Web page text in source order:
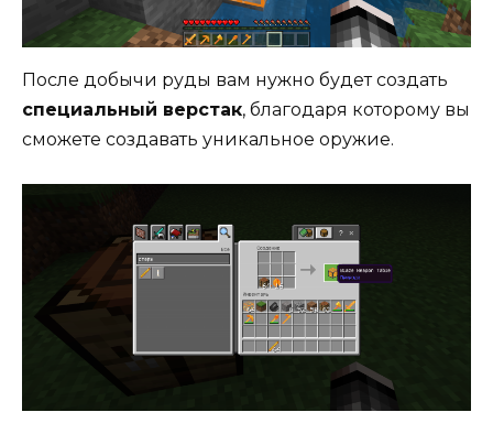
После добычи руды вам нужно будет создать
специальный верстак, благодаря которому вы
сможете создавать уникальное оружие.